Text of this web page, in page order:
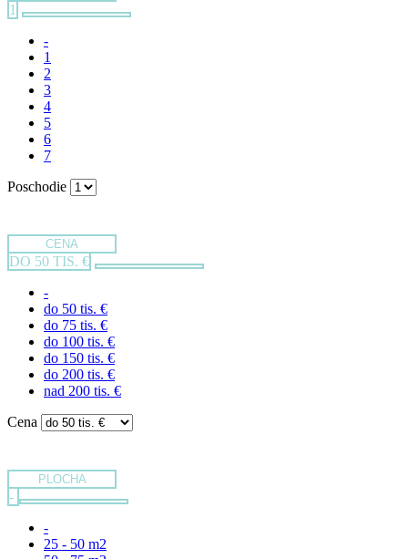
1
-
1
2
3
4
5
6
7
Poschodie
CENA
DO 50 TIS. €
-
do 50 tis. €
do 75 tis. €
do 100 tis. €
do 150 tis. €
do 200 tis. €
nad 200 tis. €
Cena
PLOCHA
-
-
25 - 50 m2